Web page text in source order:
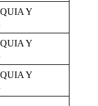
Y
Y
Y